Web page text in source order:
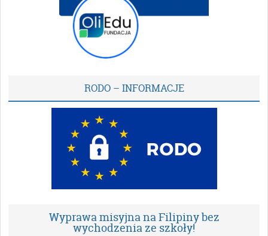
RODO – INFORMACJE
Wyprawa misyjna na Filipiny bez
wychodzenia ze szkoły!